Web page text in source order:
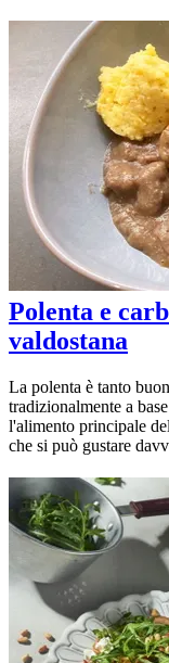
Polenta e
valdostana
La polenta è tanto
tradizionalmente a
l'alimento principale
che si può gustare